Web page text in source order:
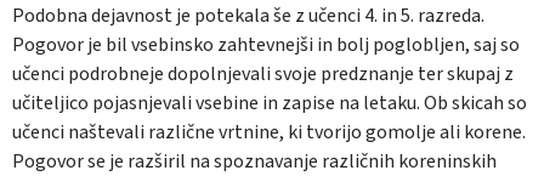
Podobna dejavnost je potekala še z učenci 4. in 5. razreda.
Pogovor je bil vsebinsko zahtevnejši in bolj poglobljen, saj so
učenci podrobneje dopolnjevali svoje predznanje ter skupaj z
učiteljico pojasnjevali vsebine in zapise na letaku. Ob skicah so
učenci naštevali različne vrtnine, ki tvorijo gomolje ali korene.
Pogovor se je razširil na spoznavanje različnih koreninskih